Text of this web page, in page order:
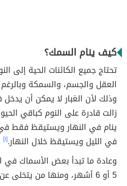
كيف ينام السمك؟
تحتاج جميع الكائنات الحية إلى
العقل والجسم، والسمكة
وذلك لأن الغبار لا يمكن أن
زالت قادرة على النوم كباقي
ينام في النهار ويستيقظ فقط
في الليل ويستيقظ خلال النهار.[١]
وعادة ما تبدأ بعض الأسماك
5 أو 6 أشهر، ومنها من يتخلى عن نومه لرعاية صغاره.